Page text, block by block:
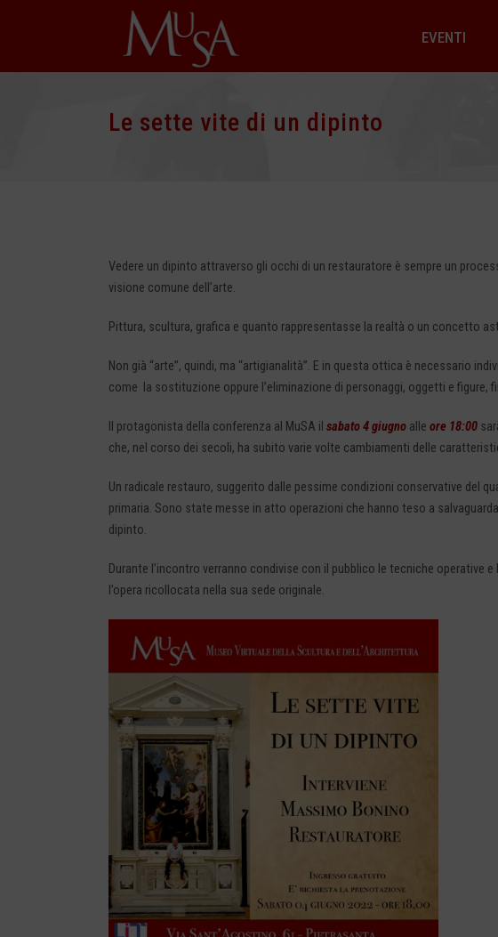
EVENTI
Le sette vite di un dipinto
Vedere un dipinto attraverso gli occhi di un restauratore è sempre un
visione comune dell’arte.
Pittura, scultura, grafica e quanto rappresentasse la realtà o un concetto
Non già “arte”, quindi, ma “artigianalità”. E in questa ottica è necessario
come la sostituzione oppure l’eliminazione di personaggi, oggetti e figure,
Il protagonista della conferenza al MuSA il sabato 4 giugno alle ore 18:00
che, nel corso dei secoli, ha subito varie volte cambiamenti delle
Un radicale restauro, suggerito dalle pessime condizioni conservative del
primaria. Sono state messe in atto operazioni che hanno teso a
dipinto.
Durante l’incontro verranno condivise con il pubblico le tecniche
l’opera ricollocata nella sua sede originale.